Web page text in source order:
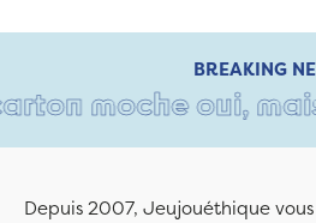
BREAKING
moche oui, mais
Depuis 2007, Jeujouéthique